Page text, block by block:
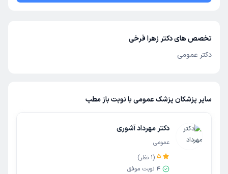
تخصص های دکتر زهرا فرخی
دکتر عمومی
سایر پزشکان پزشک عمومی با نوبت باز مطب
دکتر مهرداد آشوری
عمومی
5
(
1 نظر)
4 نوبت موفق